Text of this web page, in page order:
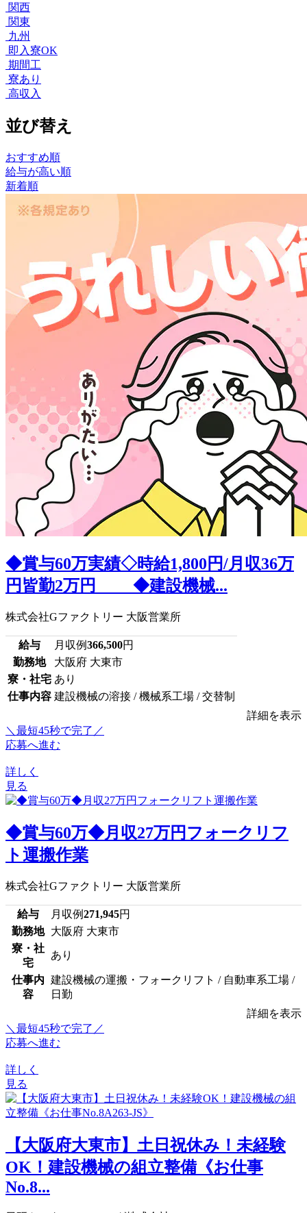
関西
関東
九州
即入寮OK
期間工
寮あり
高収入
並び替え
おすすめ順
給与が高い順
新着順
◆賞与60万実績◇時給1,800円/月収36万
円皆勤2万円 ◆建設機械...
株式会社Gファクトリー 大阪営業所
給与 月収例366,500円
勤務地
大阪府 大東市
寮・社宅 あり
仕事内容 建設機械の溶接 / 機械系工場 / 交替制
詳細を表示
＼最短45秒で完了／
応募へ進む
詳しく
見る
◆賞与60万◆月収27万円フォークリフ
ト運搬作業
株式会社Gファクトリー 大阪営業所
給与 月収例271,945円
勤務地
大阪府 大東市
寮・社
宅
あり
仕事内
容
建設機械の運搬・フォークリフト / 自動車系工場 /
日勤
詳細を表示
＼最短45秒で完了／
応募へ進む
詳しく
見る
【大阪府大東市】土日祝休み！未経験
OK！建設機械の組立整備《お仕事
No.8...